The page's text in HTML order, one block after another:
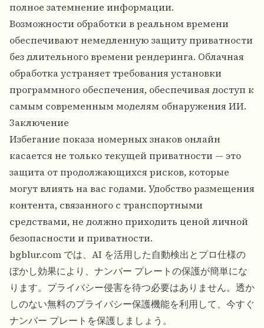
полное затемнение информации.
Возможности обработки в реальном времени
обеспечивают немедленную защиту приватности
без длительного времени рендеринга. Облачная
обработка устраняет требования установки
программного обеспечения, обеспечивая доступ к
самым современным моделям обнаружения ИИ.
Заключение
Избегание показа номерных знаков онлайн
касается не только текущей приватности — это
защита от продолжающихся рисков, которые
могут влиять на вас годами. Удобство размещения
контента, связанного с транспортными
средствами, не должно приходить ценой личной
безопасности и приватности.
bgblur.com では、AI を活用した自動検出とプロ仕様の
ぼかし効果により、ナンバー プレートの保護が簡単にな
ります。プライバシー侵害を待つ必要はありません。透か
しのない無料のプライバシー保護機能を利用して、今すぐ
ナンバー プレートを保護しましょう。